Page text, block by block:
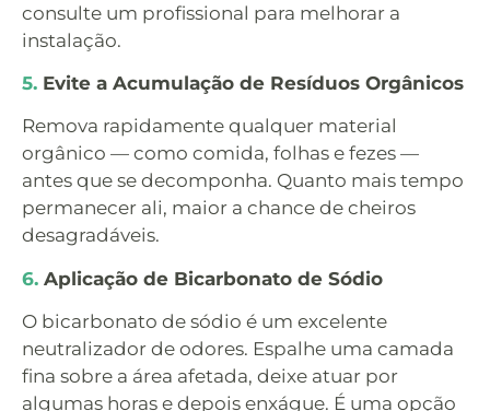
consulte um profissional para melhorar a
instalação.
5. Evite a Acumulação de Resíduos Orgânicos
Remova rapidamente qualquer material
orgânico — como comida, folhas e fezes —
antes que se decomponha. Quanto mais tempo
permanecer ali, maior a chance de cheiros
desagradáveis.
6. Aplicação de Bicarbonato de Sódio
O bicarbonato de sódio é um excelente
neutralizador de odores. Espalhe uma camada
fina sobre a área afetada, deixe atuar por
algumas horas e depois enxágue. É uma opção